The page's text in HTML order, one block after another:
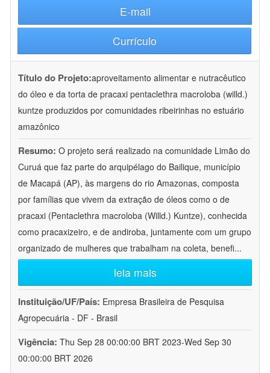
E-mail
Currículo
Título do Projeto:aproveitamento alimentar e nutracêutico
do óleo e da torta de pracaxi pentaclethra macroloba (willd.)
kuntze produzidos por comunidades ribeirinhas no estuário
amazônico
Resumo: O projeto será realizado na comunidade Limão do
Curuá que faz parte do arquipélago do Bailique, município
de Macapá (AP), às margens do rio Amazonas, composta
por famílias que vivem da extração de óleos como o de
pracaxi (Pentaclethra macroloba (Willd.) Kuntze), conhecida
como pracaxizeiro, e de andiroba, juntamente com um grupo
organizado de mulheres que trabalham na coleta, benefi...
leia mais
Instituição/UF/País: Empresa Brasileira de Pesquisa
Agropecuária - DF - Brasil
Vigência: Thu Sep 28 00:00:00 BRT 2023-Wed Sep 30
00:00:00 BRT 2026